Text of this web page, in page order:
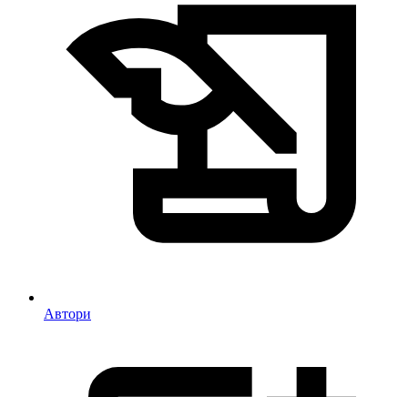
Автори